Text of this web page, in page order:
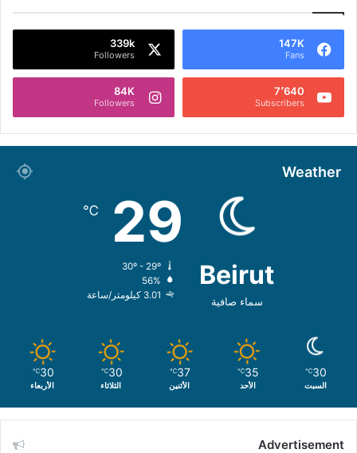
147K
Fans
339k
Followers
7٬640
Subscribers
84K
Followers
Weather
Beirut
سماء صافية
29
℃
56%
3.01 كيلومتر/ساعة
30
℃
السبت
35
℃
الأحد
37
℃
الأثنين
30
℃
الثلاثاء
30
℃
الأربعاء
Advertisement